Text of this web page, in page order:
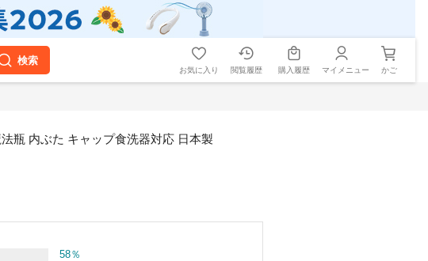
検索
お気に入り 閲覧履歴 購入履歴 マイメニュー かご
S10N タイガー魔法瓶 内ぶた キャップ食洗器対応 日本製
58％